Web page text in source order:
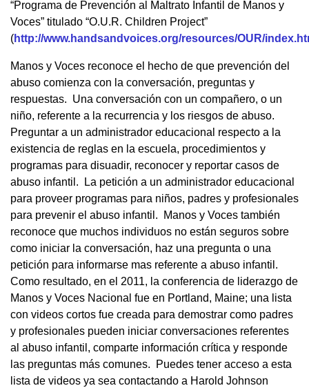
“Programa de Prevención al Maltrato Infantil de Manos y
Voces” titulado “O.U.R. Children Project”
(http://www.handsandvoices.org/resources/OUR/
Manos y Voces reconoce el hecho de que prevención del
abuso comienza con la conversación, preguntas y
respuestas. Una conversación con un compañero, o un
niño, referente a la recurrencia y los riesgos de abuso.
Preguntar a un administrador educacional respecto a la
existencia de reglas en la escuela, procedimientos y
programas para disuadir, reconocer y reportar casos de
abuso infantil. La petición a un administrador educacional
para proveer programas para niños, padres y profesionales
para prevenir el abuso infantil. Manos y Voces también
reconoce que muchos individuos no están seguros sobre
como iniciar la conversación, haz una pregunta o una
petición para informarse mas referente a abuso infantil.
Como resultado, en el 2011, la conferencia de liderazgo de
Manos y Voces Nacional fue en Portland, Maine; una lista
con videos cortos fue creada para demostrar como padres
y profesionales pueden iniciar conversaciones referentes
al abuso infantil, comparte información crítica y responde
las preguntas más comunes. Puedes tener acceso a esta
lista de videos ya sea contactando a Harold Johnson